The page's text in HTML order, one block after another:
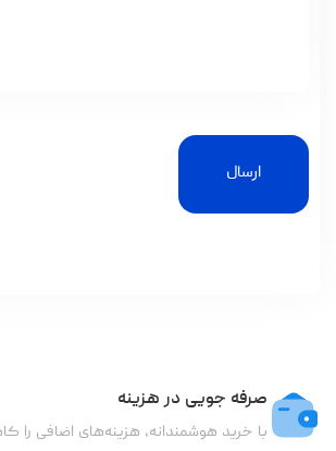
ارسال
صرفه جویی در هزینه
با خرید هوشمندانه، هزینه‌های اضافی را